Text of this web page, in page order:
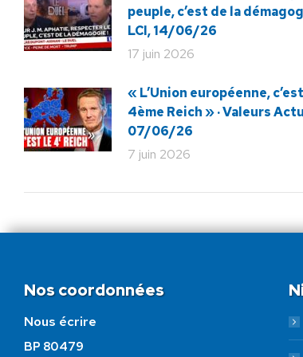
peuple, c’est de la
LCI, 14/06/26
17 juin 2026
« L’Union européenne,
4ème Reich » · Valeurs
07/06/26
7 juin 2026
Nos coordonnées
Nous écrire
BP 80479